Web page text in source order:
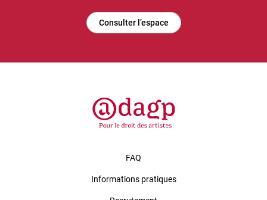
Consulter l’espace
FAQ
Informations pratiques